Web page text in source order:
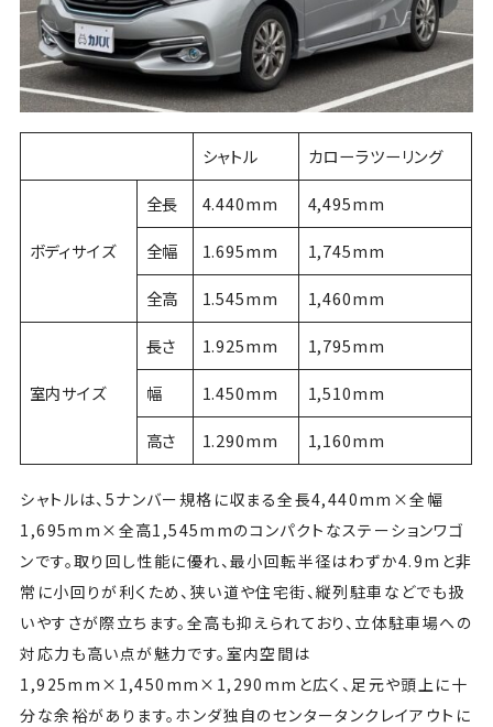
シャトル カローラツーリング
ボディサイズ
全長 4.440mm 4,495mm
全幅 1.695mm 1,745mm
全高 1.545mm 1,460mm
室内サイズ
長さ 1.925mm 1,795mm
幅 1.450mm 1,510mm
高さ 1.290mm 1,160mm
シャトルは、5ナンバー規格に収まる全長4,440mm×全幅
1,695mm×全高1,545mmのコンパクトなステーションワゴ
ンです。取り回し性能に優れ、最小回転半径はわずか4.9mと非
常に小回りが利くため、狭い道や住宅街、縦列駐車などでも扱
いやすさが際立ちます。全高も抑えられており、立体駐車場への
対応力も高い点が魅力です。室内空間は
1,925mm×1,450mm×1,290mmと広く、足元や頭上に十
分な余裕があります。ホンダ独自のセンタータンクレイアウトに